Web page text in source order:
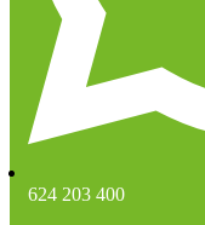
624 203 400